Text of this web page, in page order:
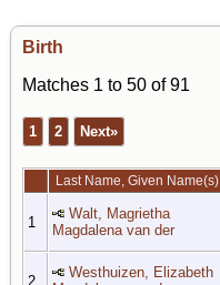
Birth
Matches 1 to 50 of 91
1 2 Next»
Last Name, Given Name(s)
1
Walt, Magrietha
Magdalena van der
2
Westhuizen, Elizabeth